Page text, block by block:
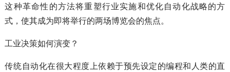
这种革命性的方法将重塑行业实施和优化自动化战略的方
式，使其成为即将举行的两场博览会的焦点。
工业决策如何演变？
传统自动化在很大程度上依赖于预先设定的编程和人类的直